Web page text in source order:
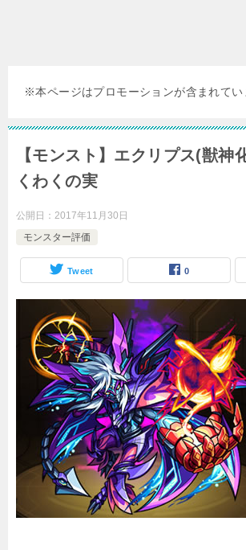
※本ページはプロモーションが含まれてい
【モンスト】エクリプス(獣神
くわくの実
公開日： 2017年11月30日
モンスター評価
Tweet 0